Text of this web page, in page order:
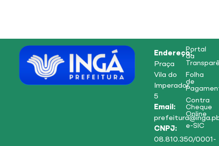
Endereço:
Praça
Vila do
Imperador,
5
Email:
CNPJ:
08.810.350/0001-
Portal
da
Folha
de
Contra
Cheque
Online
e-SIC